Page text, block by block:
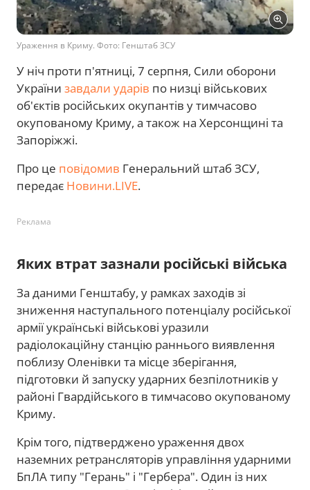
Ураження в Криму. Фото: Генштаб ЗСУ
У ніч проти п'ятниці, 7 серпня, Сили оборони
України завдали ударів по низці військових
об'єктів російських окупантів у тимчасово
окупованому Криму, а також на Херсонщині та
Запоріжжі.
Про це повідомив Генеральний штаб ЗСУ,
передає Новини.LIVE.
Реклама
Яких втрат зазнали російські війська
За даними Генштабу, у рамках заходів зі
зниження наступального потенціалу російської
армії українські військові уразили
радіолокаційну станцію раннього виявлення
поблизу Оленівки та місце зберігання,
підготовки й запуску ударних безпілотників у
районі Гвардійського в тимчасово окупованому
Криму.
Крім того, підтверджено ураження двох
наземних ретрансляторів управління ударними
БпЛА типу "Герань" і "Гербера". Один із них